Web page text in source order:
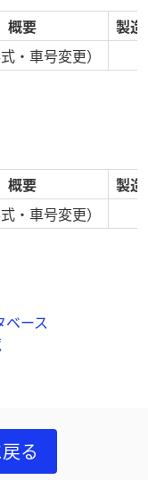
概要
製
式・車号変更）
概要
製
式・車号変更）
ベース
る